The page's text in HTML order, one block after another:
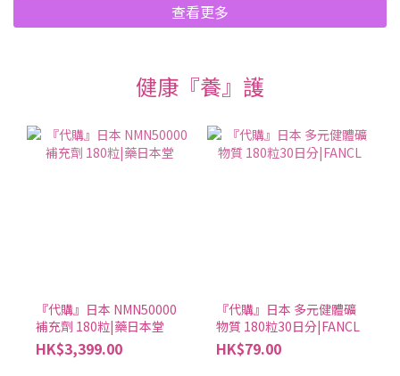
查看更多
健康『養』護
『代購』日本 NMN50000
補充劑 180粒|藥日本堂
HK$3,399.00
『代購』日本 多元健體礦
物質 180粒30日分|FANCL
HK$79.00